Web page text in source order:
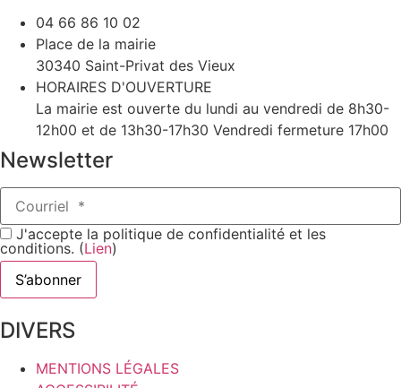
04 66 86 10 02
Place de la mairie
30340 Saint-Privat des Vieux
HORAIRES D'OUVERTURE
La mairie est ouverte du lundi au vendredi de 8h30-
12h00 et de 13h30-17h30 Vendredi fermeture 17h00
Newsletter
J'accepte la politique de confidentialité et les
conditions. (Lien)
DIVERS
MENTIONS LÉGALES